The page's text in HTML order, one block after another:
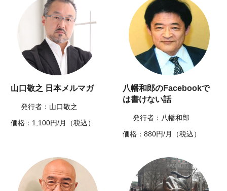
山口敬之 日本メルマガ
発行者：山口敬之
価格：1,100円/月（税込）
八幡和郎のFacebookで
は書けない話
発行者：八幡和郎
価格：880円/月（税込）